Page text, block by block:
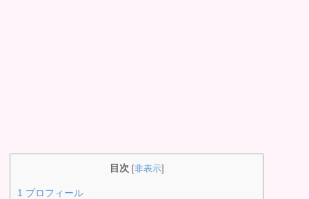
目次 [非表示]
1 プロフィール